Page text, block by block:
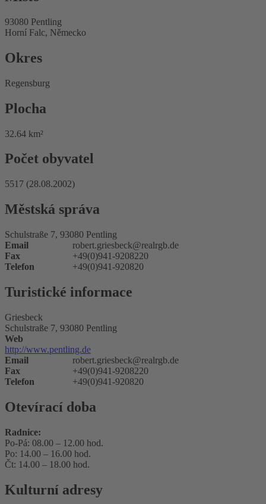
93080 Pentling
Horní Falc, Německo
Okres
Regensburg
Plocha
32.64 km²
Počet obyvatel
5517 (28.08.2002)
Městská správa
Schulstraße 7, 93080 Pentling
Email
robert.griesbeck@realrgb.de
Fax
+49(0)941-9208220
Telefon
+49(0)941-920820
Turistické informace
Griesbeck
Schulstraße 7, 93080 Pentling
Web
http://www.pentling.de
Email
robert.griesbeck@realrgb.de
Fax
+49(0)941-9208220
Telefon
+49(0)941-920820
Otevírací doba
Radnice:
Po-Pá: 08.00 – 12.00 hod.
Po: 14.00 – 16.00 hod.
Čt: 14.00 – 18.00 hod.
Kulturní adresy